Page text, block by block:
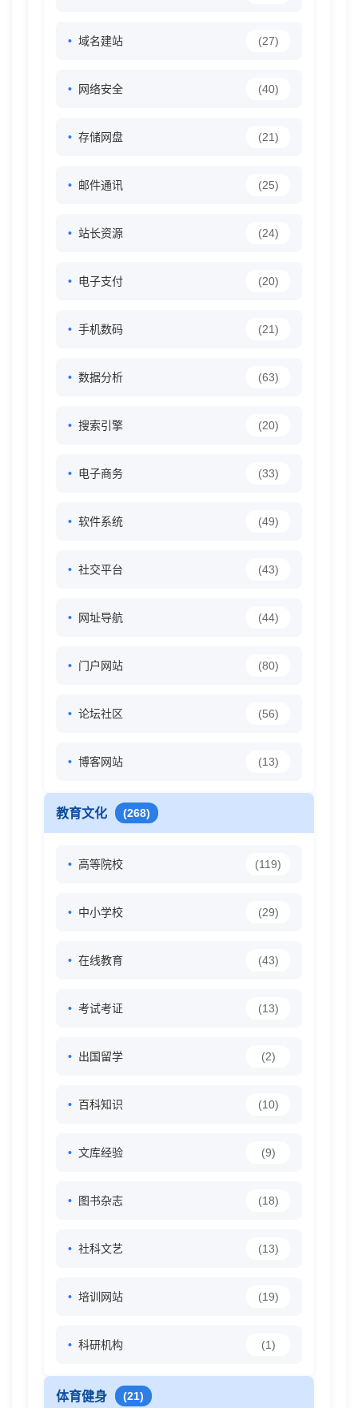
域名建站 (27)
网络安全 (40)
存储网盘 (21)
邮件通讯 (25)
站长资源 (24)
电子支付 (20)
手机数码 (21)
数据分析 (63)
搜索引擎 (20)
电子商务 (33)
软件系统 (49)
社交平台 (43)
网址导航 (44)
门户网站 (80)
论坛社区 (56)
博客网站 (13)
教育文化 (268)
高等院校 (119)
中小学校 (29)
在线教育 (43)
考试考证 (13)
出国留学 (2)
百科知识 (10)
文库经验 (9)
图书杂志 (18)
社科文艺 (13)
培训网站 (19)
科研机构 (1)
体育健身 (21)